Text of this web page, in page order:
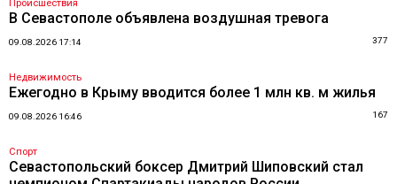
Происшествия
В Севастополе объявлена воздушная тревога
09.08.2026 17:14 377
Недвижимость
Ежегодно в Крыму вводится более 1 млн кв. м жилья
09.08.2026 16:46 167
Спорт
Севастопольский боксер Дмитрий Шиповский стал